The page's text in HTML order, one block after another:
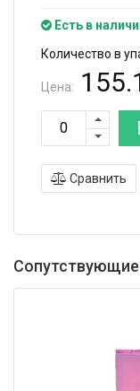
Есть в
Количество в
Цена:
Сравнить